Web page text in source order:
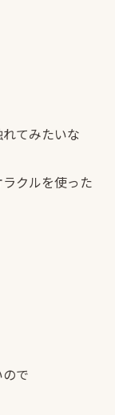
てみたいな
クルを使った
で